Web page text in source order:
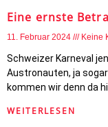
Eine ernste
11. Februar 2024 Keine
Schweizer Karneval
Austronauten, ja
kommen wir denn da
WEITERLESEN